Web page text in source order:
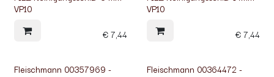
VP10
€7,44
VP10
€7,44
Fleischmann 00357969 -
Fleischmann 00364472 -